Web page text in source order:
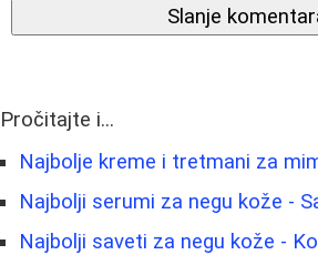
Slanje
Pročitajte i...
Najbolje kreme i tretmani za
Najbolji serumi za negu kože -
Najbolji saveti za negu kože -